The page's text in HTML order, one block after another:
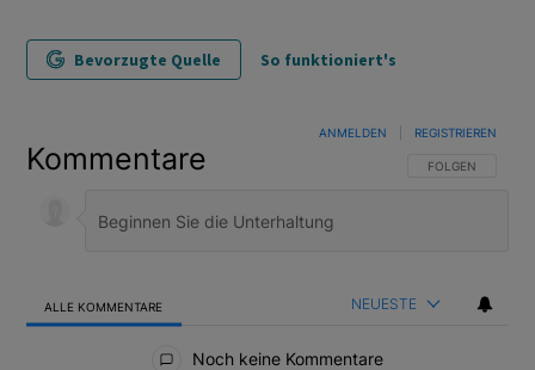
Bevorzugte Quelle So funktioniert's
Kommentare FOLGE DIESER
FOLGEN
ANMELDEN REGISTRIEREN
ALLE KOMMENTARE NEUESTE
Noch keine Kommentare